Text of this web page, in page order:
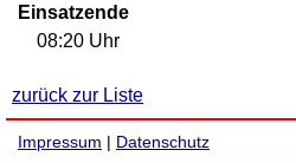
Einsatzende
08:20 Uhr
zurück zur Liste
Impressum | Datenschutz